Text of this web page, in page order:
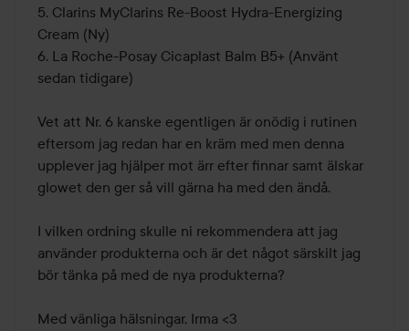
5. Clarins MyClarins Re-Boost Hydra-Energizing
Cream (Ny)
6. La Roche-Posay Cicaplast Balm B5+ (Använt
sedan tidigare)
Vet att Nr. 6 kanske egentligen är onödig i rutinen
eftersom jag redan har en kräm med men denna
upplever jag hjälper mot ärr efter finnar samt älskar
glowet den ger så vill gärna ha med den ändå.
I vilken ordning skulle ni rekommendera att jag
använder produkterna och är det något särskilt jag
bör tänka på med de nya produkterna?
Med vänliga hälsningar, Irma <3